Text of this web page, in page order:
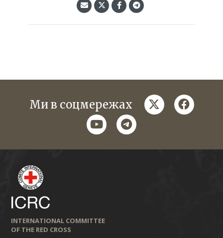
Ми в соцмережах twitter
youtubetelegram
INTERNATIONAL COMMITTEE
OF THE RED CROSS